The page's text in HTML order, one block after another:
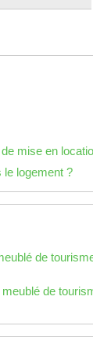
mise en
le logement ?
de
de